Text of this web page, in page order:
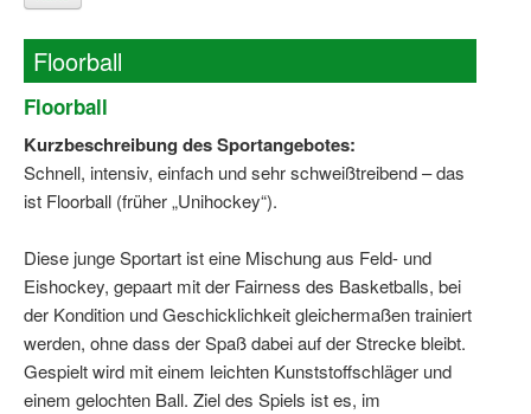
Floorball
Floorball
Kurzbeschreibung des Sportangebotes:
Schnell, intensiv, einfach und sehr schweißtreibend – das
ist Floorball (früher „Unihockey“).
Diese junge Sportart ist eine Mischung aus Feld- und
Eishockey, gepaart mit der Fairness des Basketballs, bei
der Kondition und Geschicklichkeit gleichermaßen trainiert
werden, ohne dass der Spaß dabei auf der Strecke bleibt.
Gespielt wird mit einem leichten Kunststoffschläger und
einem gelochten Ball. Ziel des Spiels ist es, im